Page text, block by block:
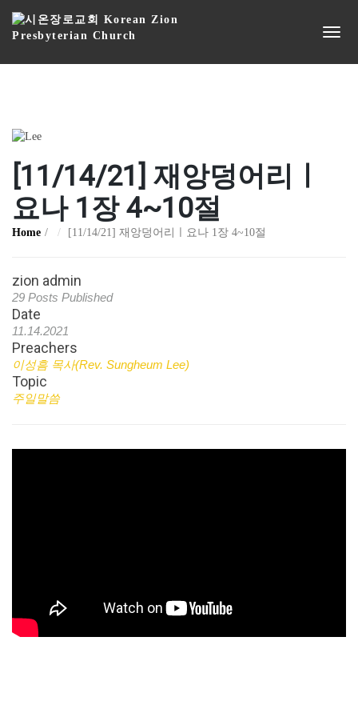
[11/14/21] 재앙덩어리ㅣ
요나 1장 4~10절
Home [11/14/21] 재앙덩어리ㅣ요나 1장 4~10절
zion admin
29 Posts Published
Date
11.14.2021
Preachers
이성흠 목사(Rev. Sungheum Lee)
Topic
주일말씀